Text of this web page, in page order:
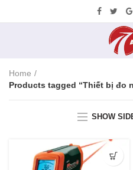
Home
Products tagged “Thiết bị đo
SHOW